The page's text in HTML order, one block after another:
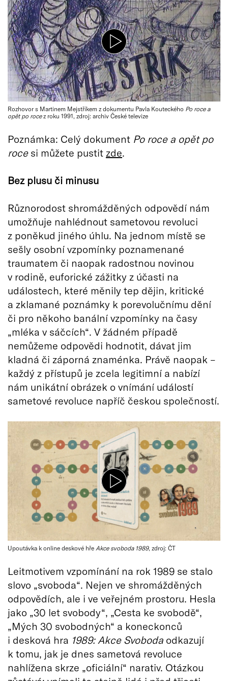
Rozhovor s Martinem Mejstříkem z dokumentu Pavla Kouteckého Po roce a
opět po rocez roku 1991, zdroj: archiv České televize
Poznámka: Celý dokument Po roce a opět po
rocesi můžete pustit zde.
Bez plusu či minusu
Různorodost shromážděných odpovědí nám
umožňuje nahlédnout sametovou revoluci
z poněkud jiného úhlu. Na jednom místě se
sešly osobní vzpomínky poznamenané
traumatem či naopak radostnou novinou
v rodině, euforické zážitky z účasti na
událostech, které měnily tep dějin, kritické
a zklamané poznámky k porevolučnímu dění
či pro někoho banální vzpomínky na časy
„mléka v sáčcích“. V žádném případě
nemůžeme odpovědi hodnotit, dávat jim
kladná či záporná znaménka. Právě naopak –
každý z přístupů je zcela legitimní a nabízí
nám unikátní obrázek o vnímání událostí
sametové revoluce napříč českou společností.
Upoutávka k online deskové hře Akce svoboda 1989, zdroj: ČT
Leitmotivem vzpomínání na rok 1989 se stalo
slovo „svoboda“. Nejen ve shromážděných
odpovědích, ale i ve veřejném prostoru. Hesla
jako „30 let svobody“, „Cesta ke svobodě“,
„Mých 30 svobodných“ a koneckonců
i desková hra 1989: Akce Svoboda odkazují
k tomu, jak je dnes sametová revoluce
nahlížena skrze „oficiální“ narativ. Otázkou